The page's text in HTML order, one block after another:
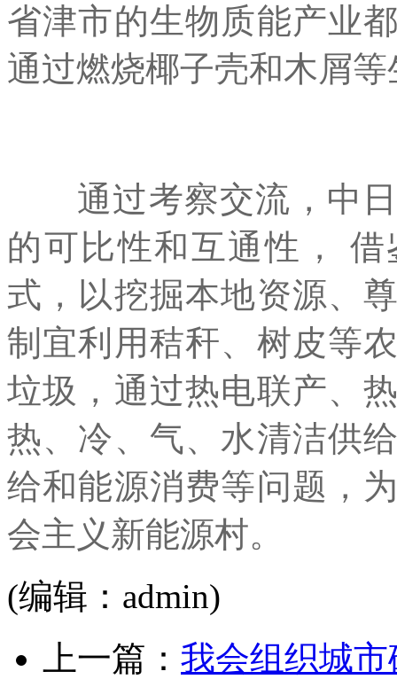
省津市的生物质能产业
通过燃烧椰子壳和木屑
通过考察交流，中
的可比性和互通性，
式，以挖掘本地资源、
制宜利用秸秆、树皮等
垃圾，通过热电联产、
热、冷、气、水清洁供
给和能源消费等问题，
会主义新能源村。
(编辑：admin)
上一篇： 我会组织城